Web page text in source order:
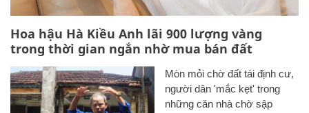
Hoa hậu Hà Kiều Anh lãi 900 lượng vàng
trong thời gian ngắn nhờ mua bán đất
Mòn mỏi chờ đất tái định cư,
người dân 'mắc kẹt' trong
những căn nhà chờ sập